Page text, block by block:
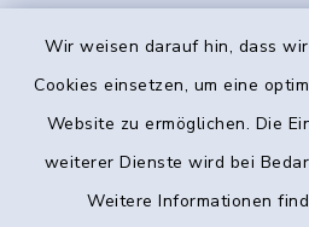
Wir weisen darauf hin, dass
Cookies einsetzen, um eine
Website zu ermöglichen. Die
weiterer Dienste wird bei
Weitere Informationen